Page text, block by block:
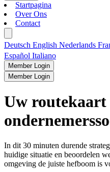
Startpagina
Over Ons
Contact
Deutsch English Nederlands
Español Italiano
Member Login
Member Login
Uw routekaart
In dit 30 minuten durende
huidige situatie en beoordelen
omgeving de juiste hefboom is